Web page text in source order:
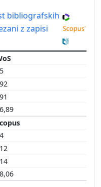
bibliografskih
z zapisi